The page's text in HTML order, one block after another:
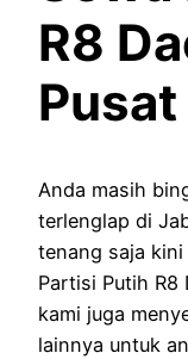
R8
Anda masih
terlenglap di
tenang saja kini
Partisi Putih R8
kami juga
lainnya untuk